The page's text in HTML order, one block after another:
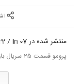
منتشر شده در 07 Jun 2022 / In
پرومو قسمت 25 سریال بازی سرنوشت من Kaderimin Oyunu